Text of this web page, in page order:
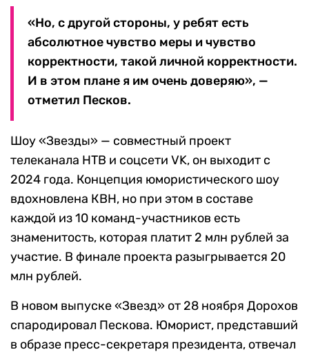
«Но, с другой стороны, у ребят есть
абсолютное чувство меры и чувство
корректности, такой личной корректности.
И в этом плане я им очень доверяю», —
отметил Песков.
Шоу «Звезды» — совместный проект
телеканала НТВ и соцсети VK, он выходит с
2024 года. Концепция юмористического шоу
вдохновлена КВН, но при этом в составе
каждой из 10 команд-участников есть
знаменитость, которая платит 2 млн рублей за
участие. В финале проекта разыгрывается 20
млн рублей.
В новом выпуске «Звезд» от 28 ноября Дорохов
спародировал Пескова. Юморист, представший
в образе пресс-секретаря президента, отвечал